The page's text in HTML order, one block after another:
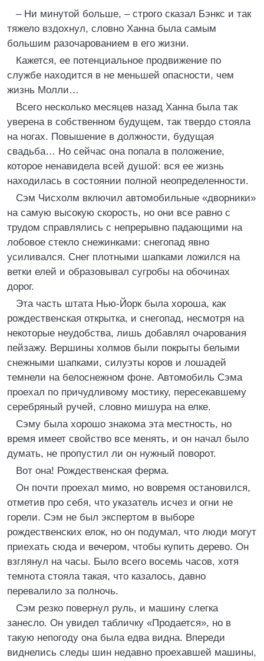
– Ни минутой больше, – строго сказал Бэнкс и так
тяжело вздохнул, словно Ханна была самым
большим разочарованием в его жизни.
Кажется, ее потенциальное продвижение по
службе находится в не меньшей опасности, чем
жизнь Молли…
Всего несколько месяцев назад Ханна была так
уверена в собственном будущем, так твердо стояла
на ногах. Повышение в должности, будущая
свадьба… Но сейчас она попала в положение,
которое ненавидела всей душой: вся ее жизнь
находилась в состоянии полной неопределенности.
Сэм Чисхолм включил автомобильные «дворники»
на самую высокую скорость, но они все равно с
трудом справлялись с непрерывно падающими на
лобовое стекло снежинками: снегопад явно
усиливался. Снег плотными шапками ложился на
ветки елей и образовывал сугробы на обочинах
дорог.
Эта часть штата Нью-Йорк была хороша, как
рождественская открытка, и снегопад, несмотря на
некоторые неудобства, лишь добавлял очарования
пейзажу. Вершины холмов были покрыты белыми
снежными шапками, силуэты коров и лошадей
темнели на белоснежном фоне. Автомобиль Сэма
проехал по причудливому мостику, пересекавшему
серебряный ручей, словно мишура на елке.
Сэму была хорошо знакома эта местность, но
время имеет свойство все менять, и он начал было
думать, не пропустил ли он нужный поворот.
Вот она! Рождественская ферма.
Он почти проехал мимо, но вовремя остановился,
отметив про себя, что указатель исчез и огни не
горели. Сэм не был экспертом в выборе
рождественских елок, но он подумал, что люди могут
приехать сюда и вечером, чтобы купить дерево. Он
взглянул на часы. Было всего восемь часов, хотя
темнота стояла такая, что казалось, давно
перевалило за полночь.
Сэм резко повернул руль, и машину слегка
занесло. Он увидел табличку «Продается», но в
такую непогоду она была едва видна. Впереди
виднелись следы шин недавно проехавшей машины,